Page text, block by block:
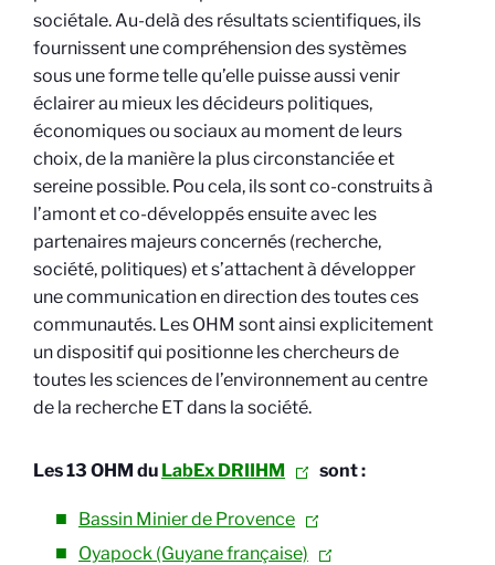
sociétale. Au-delà des résultats scientifiques, ils
fournissent une compréhension des systèmes
sous une forme telle qu’elle puisse aussi venir
éclairer au mieux les décideurs politiques,
économiques ou sociaux au moment de leurs
choix, de la manière la plus circonstanciée et
sereine possible. Pou cela, ils sont co-construits à
l’amont et co-développés ensuite avec les
partenaires majeurs concernés (recherche,
société, politiques) et s’attachent à développer
une communication en direction des toutes ces
communautés. Les OHM sont ainsi explicitement
un dispositif qui positionne les chercheurs de
toutes les sciences de l’environnement au centre
de la recherche ET dans la société.
Les 13 OHM du LabEx DRIIHM sont :
Bassin Minier de Provence
Oyapock (Guyane française)